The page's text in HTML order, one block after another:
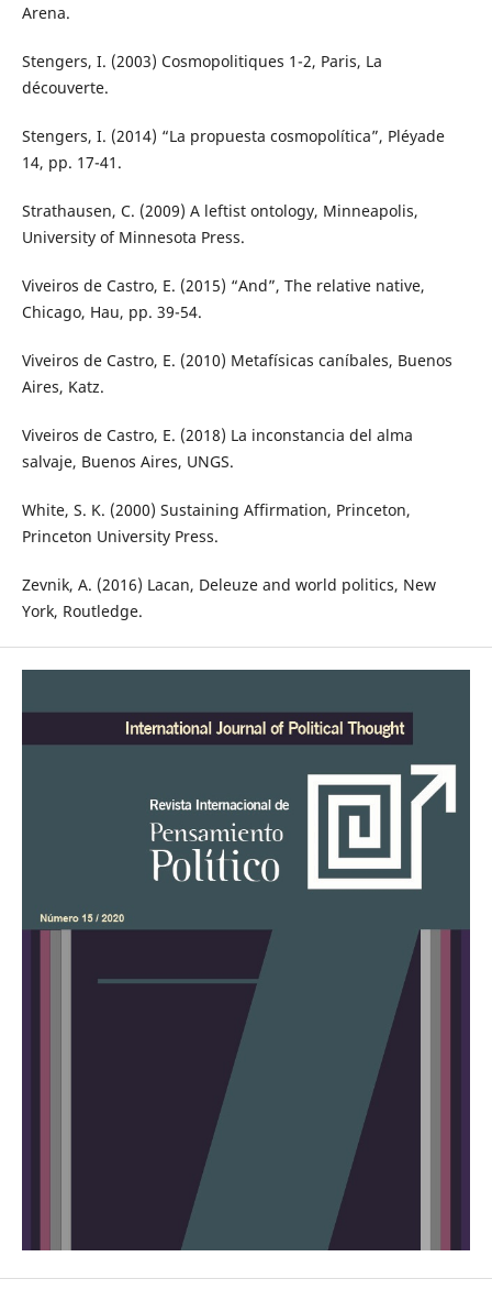
Arena.
Stengers, I. (2003) Cosmopolitiques 1-2, Paris, La
découverte.
Stengers, I. (2014) “La propuesta cosmopolítica”, Pléyade
14, pp. 17-41.
Strathausen, C. (2009) A leftist ontology, Minneapolis,
University of Minnesota Press.
Viveiros de Castro, E. (2015) “And”, The relative native,
Chicago, Hau, pp. 39-54.
Viveiros de Castro, E. (2010) Metafísicas caníbales, Buenos
Aires, Katz.
Viveiros de Castro, E. (2018) La inconstancia del alma
salvaje, Buenos Aires, UNGS.
White, S. K. (2000) Sustaining Affirmation, Princeton,
Princeton University Press.
Zevnik, A. (2016) Lacan, Deleuze and world politics, New
York, Routledge.